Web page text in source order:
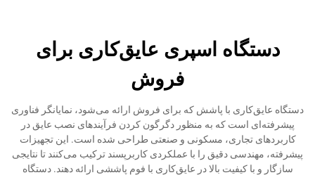
دستگاه اسپری عایق‌کاری برای
فروش
دستگاه عایق‌کاری با پاشش که برای فروش ارائه می‌شود، نمایانگر فناوری
پیشرفته‌ای است که به منظور دگرگون کردن فرآیندهای نصب عایق در
کاربردهای تجاری، مسکونی و صنعتی طراحی شده است. این تجهیزات
پیشرفته، مهندسی دقیق را با عملکردی کاربرپسند ترکیب می‌کنند تا نتایجی
سازگار و با کیفیت بالا در عایق‌کاری با فوم پاششی ارائه دهند. دستگاه